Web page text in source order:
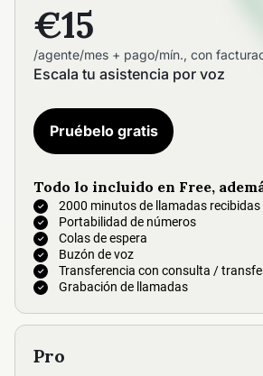
€15
/agente/mes + pago/mín., con
Escala tu asistencia por voz
Todo lo incluido en Free,
2000 minutos de llamadas
Portabilidad de números
Colas de espera
Buzón de voz
Transferencia con consulta /
Grabación de llamadas
Pruébelo gratis
Pro